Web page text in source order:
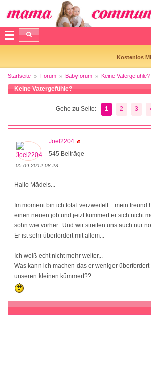
Kostenlos
Startseite Forum Babyforum Keine Vatergefühle?
Keine Vatergefühle?
Gehe zu Seite: 1 2 3
Joel2204
545 Beiträge
05.09.2012 08:23
Hallo Mädels...
Im moment bin ich total verzweifelt... mein freund
einen neuen job und jetzt kümmert er sich nicht
sohn wie vorher.. Und wir streiten uns auch nur
Er ist sehr überfordert mit allem...
Ich weiß echt nicht mehr weiter,..
Was kann ich machen das er weniger
unseren kleinen kümmert??